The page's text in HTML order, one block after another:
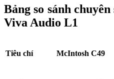
Bảng so sánh
Viva Audio L1
Tiêu chí McIntosh C49